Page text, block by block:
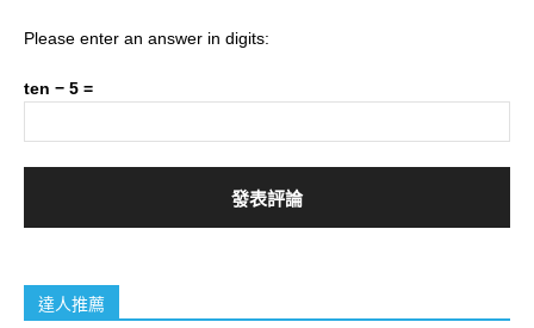
Please enter an answer in digits:
ten − 5 =
達人推薦